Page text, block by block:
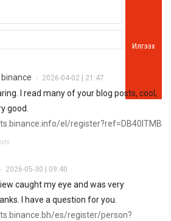
Илгээх
• 2026-04-02 | 21:47
I read many of your blog posts, cool,
good.
el/register?ref=DB40ITMB
• 2026-05-30 | 09:40
caught my eye and was very
I have a question for you.
es/register/person?